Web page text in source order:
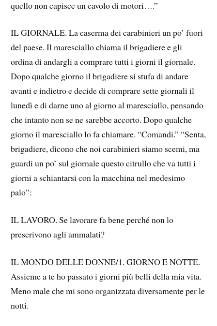
quello non capisce un cavolo di motori….”
IL GIORNALE. La caserma dei carabinieri un po’ fuori
del paese. Il maresciallo chiama il brigadiere e gli
ordina di andargli a comprare tutti i giorni il giornale.
Dopo qualche giorno il brigadiere si stufa di andare
avanti e indietro e decide di comprare sette giornali il
lunedì e di darne uno al giorno al maresciallo, pensando
che intanto non se ne sarebbe accorto. Dopo qualche
giorno il maresciallo lo fa chiamare. “Comandi.” “Senta,
brigadiere, dicono che noi carabinieri siamo scemi, ma
guardi un po’ sul giornale questo citrullo che va tutti i
giorni a schiantarsi con la macchina nel medesimo
palo”:
IL LAVORO. Se lavorare fa bene perché non lo
prescrivono agli ammalati?
IL MONDO DELLE DONNE/1. GIORNO E NOTTE.
Assieme a te ho passato i giorni più belli della mia vita.
Meno male che mi sono organizzata diversamente per le
notti.